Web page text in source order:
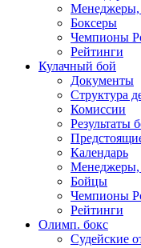
Менеджеры,
Боксеры
Чемпионы
Рейтинги
Кулачный бой
Документы
Структура
Комиссии
Результаты
Календарь
Менеджеры,
Бойцы
Чемпионы
Рейтинги
Олимп. бокс
Судейские